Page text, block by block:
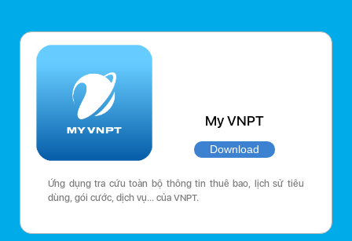
My VNPT
Download
Ứng dụng tra cứu toàn bộ thông tin thuê bao, lịch sử tiêu
dùng, gói cước, dịch vụ… của VNPT.